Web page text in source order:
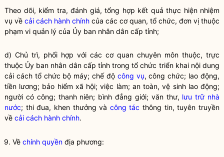
Theo dõi, kiểm tra, đánh giá, tổng hợp kết quả thực hiện nhiệm
vụ về cải cách hành chính của các cơ quan, tổ chức, đơn vị thuộc
phạm vi quản lý của Ủy ban nhân dân cấp tỉnh;
d) Chủ trì, phối hợp với các cơ quan chuyên môn thuộc, trực
thuộc Ủy ban nhân dân cấp tỉnh trong tổ chức triển khai nội dung
cải cách tổ chức bộ máy; chế độ công vụ, công chức; lao động,
tiền lương; bảo hiểm xã hội; việc làm; an toàn, vệ sinh lao động;
người có công; thanh niên; bình đẳng giới; văn thư, lưu trữ nhà
nước; thi đua, khen thưởng và công tác thông tin, tuyên truyền
về cải cách hành chính.
9. Về chính quyền địa phương: